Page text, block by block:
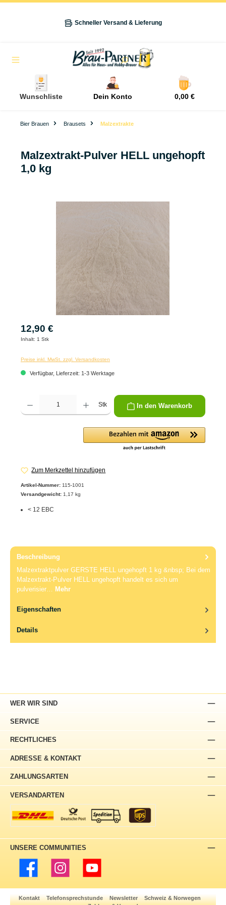
Schneller Versand & Lieferung
Wunschliste Dein Konto 0,00 €
Bier Brauen Brausets Malzextrakte
Malzextrakt-Pulver HELL ungehopft
1,0 kg
12,90 €
Inhalt: 1 Stk
Preise inkl. MwSt. zzgl. Versandkosten
Verfügbar, Lieferzeit: 1-3 Werktage
Produkt Anzahl: Gib den gewünschten Wert ein oder benutze die Schaltflächen um
Stk In den Warenkorb
Zum Merkzettel hinzufügen
Artikel-Nummer: 115-1001
Versandgewicht: 1,17 kg
< 12 EBC
Beschreibung
Malzextraktpulver GERSTE HELL ungehopft 1 kg &nbsp; Bei dem
Malzextrakt-Pulver HELL ungehopft handelt es sich um
pulverisier… Mehr
Eigenschaften
Details
ADRESSE & KONTAKT
WER WIR SIND
SERVICE
RECHTLICHES
ZAHLUNGSARTEN
VERSANDARTEN
UNSERE COMMUNITIES
Facebook Instagram YouTube
Kontakt Telefonsprechstunde Newsletter
Schweiz & Norwegen